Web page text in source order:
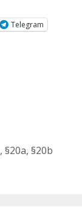
Telegram
, §20a, §20b